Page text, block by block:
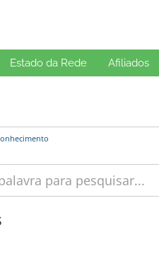
Estado da Rede Afiliados